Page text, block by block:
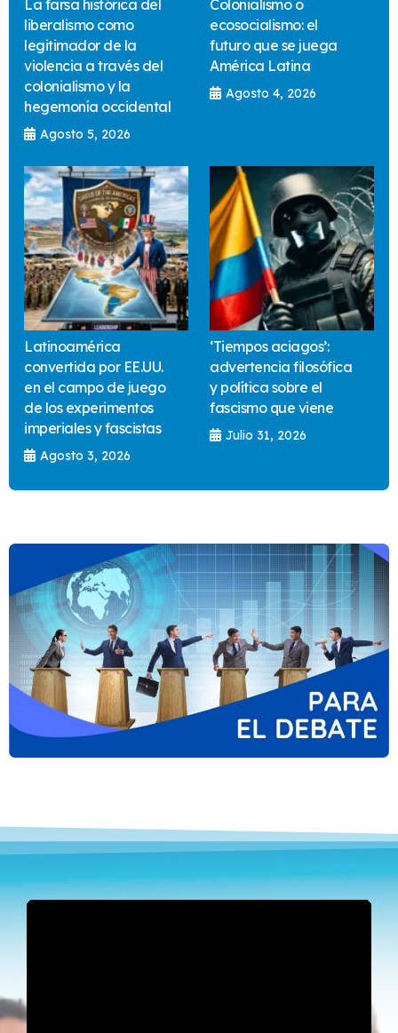
La farsa histórica del
liberalismo como
legitimador de la
violencia a través del
colonialismo y la
hegemonía occidental
Agosto 5, 2026
Colonialismo o
ecosocialismo: el
futuro que se juega
América Latina
Agosto 4, 2026
Latinoamérica
convertida por EE.UU.
en el campo de juego
de los experimentos
imperiales y fascistas
Agosto 3, 2026
‘Tiempos aciagos’:
advertencia filosófica
y política sobre el
fascismo que viene
Julio 31, 2026